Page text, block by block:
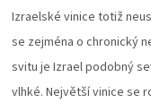
Izraelské vinice totiž
se zejména o chronický
svitu je Izrael podobný
vlhké. Největší vinice se